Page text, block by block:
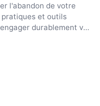
l'abandon de votre
et outils
durablement vos